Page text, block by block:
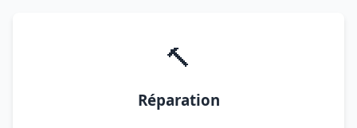
🔨
Réparation